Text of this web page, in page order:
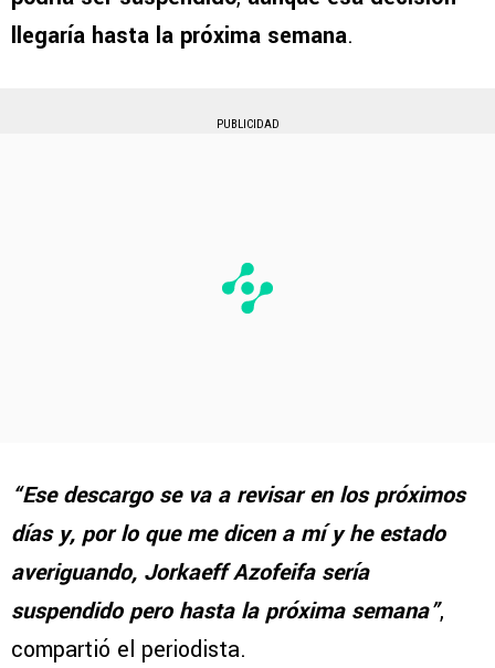
llegaría hasta la próxima semana.
PUBLICIDAD
“Ese descargo se va a revisar en los próximos
días y, por lo que me dicen a mí y he estado
averiguando, Jorkaeff Azofeifa sería
suspendido pero hasta la próxima semana”,
compartió el periodista.